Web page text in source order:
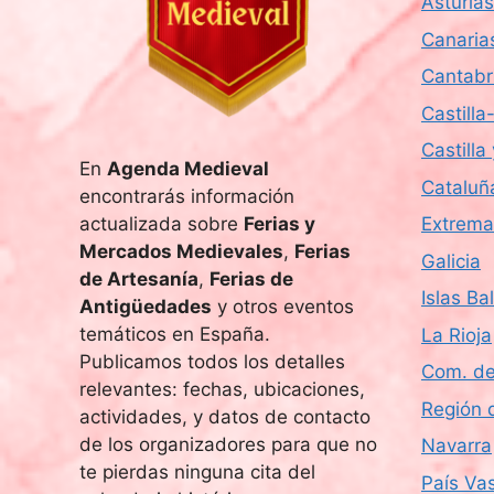
En Agenda Medieval
encontrarás información
actualizada sobre Ferias y
Mercados Medievales, Ferias
de Artesanía, Ferias de
Antigüedades y otros eventos
temáticos en España.
Publicamos todos los detalles
relevantes: fechas, ubicaciones,
actividades, y datos de contacto
de los organizadores para que no
te pierdas ninguna cita del
Castilla
Galicia
Islas
La Rioja
Com.
Región
Navarra
País